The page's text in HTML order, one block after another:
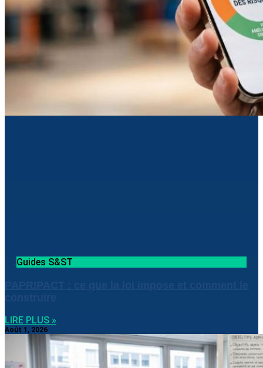
Guides S&ST
LIRE PLUS »
Août 1, 2026